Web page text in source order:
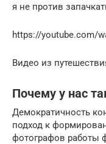
я не против
https://youtube.com/
Видео из
Почему у нас
Демократичность
подход к
фотографов работы